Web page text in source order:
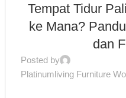
Tempat Tidur
ke Mana?
dan
Posted by
Platinumliving Furniture